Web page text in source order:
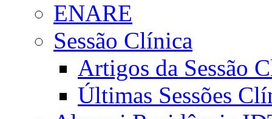
ENARE
Sessão Clínica
Artigos da Sessão
Últimas Sessões